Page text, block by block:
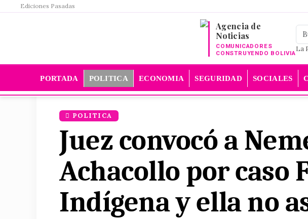
Ediciones Pasadas
Agencia de
Noticias
COMUNICADORES
CONSTRUYENDO BOLIVIA
La
PORTADA POLITICA ECONOMIA SEGURIDAD SOCIALES
POLITICA
Juez convocó a
Achacollo por caso
Indígena y ella no